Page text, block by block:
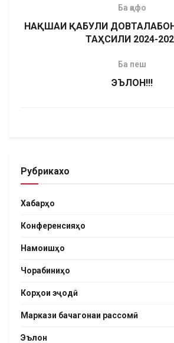
Ба қафо
НАҚШАИ ҚАБУЛИ
ТАҲСИЛИ 2024-
Ба пеш
ЭЪЛОН!!!
Рубрикахо
Хабарҳо
Конференсияҳо
Намоишҳо
Чорабиниҳо
Корҳои эҷодӣ
Маркази бачагонаи рассомӣ
Эълон